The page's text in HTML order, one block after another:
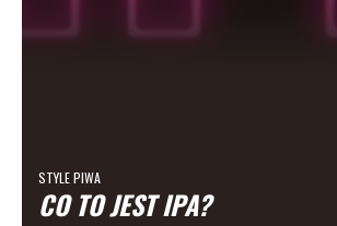
STYLE PIWA
CO TO JEST IPA?